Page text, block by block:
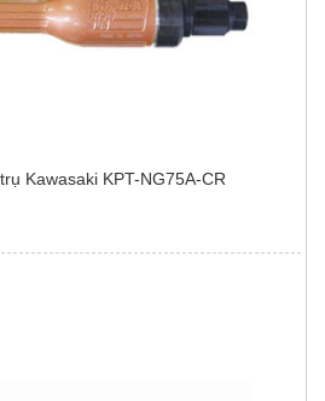
Kawasaki KPT-NG75A-CR